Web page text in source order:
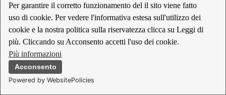
Per garantire il corretto funzionamento del il sito viene fatto
uso di cookie. Per vedere l'informativa estesa sull'utilizzo dei
cookie e la nostra politica sulla riservatezza clicca su Leggi di
più. Cliccando su Acconsento accetti l'uso dei cookie.
Più informazioni
Acconsento
Powered by WebsitePolicies
Inverter per impianti fotovoltaici
Kit per impianti fotovoltaici
Moduli fotovoltaici
Sistemi di monitoraggio per impianti fotovoltaici
Strumenti di collaudo e configurazione per impianti
fotovoltaici
Supporti per impianti fotovoltaici
Geotermia